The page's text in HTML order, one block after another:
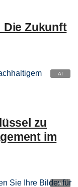
Zukunft
zu
im